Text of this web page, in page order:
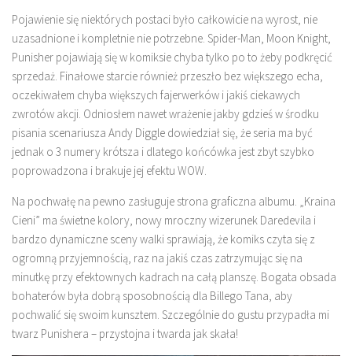
Pojawienie się niektórych postaci było całkowicie na wyrost, nie
uzasadnione i kompletnie nie potrzebne. Spider-Man, Moon Knight,
Punisher pojawiają się w komiksie chyba tylko po to żeby podkręcić
sprzedaż. Finałowe starcie również przeszło bez większego echa,
oczekiwałem chyba większych fajerwerków i jakiś ciekawych
zwrotów akcji. Odniosłem nawet wrażenie jakby gdzieś w środku
pisania scenariusza Andy Diggle dowiedział się, że seria ma być
jednak o 3 numery krótsza i dlatego końcówka jest zbyt szybko
poprowadzona i brakuje jej efektu WOW.
Na pochwałę na pewno zasługuje strona graficzna albumu. „Kraina
Cieni” ma świetne kolory, nowy mroczny wizerunek Daredevila i
bardzo dynamiczne sceny walki sprawiają, że komiks czyta się z
ogromną przyjemnością, raz na jakiś czas zatrzymując się na
minutkę przy efektownych kadrach na całą planszę. Bogata obsada
bohaterów była dobrą sposobnością dla Billego Tana, aby
pochwalić się swoim kunsztem. Szczególnie do gustu przypadła mi
twarz Punishera – przystojna i twarda jak skała!